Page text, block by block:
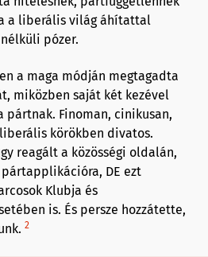
a liberális világ áhítattal
pózer.
a maga módján megtagadta
miközben saját két kezével
Finoman, cinikusan,
körökben divatos.
reagált a közösségi oldalán,
DE ezt
Klubja és
is. És persze hozzátette,
2